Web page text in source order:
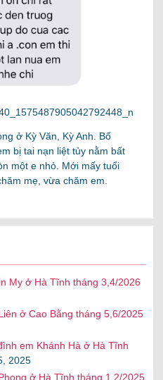
ở Kỳ Văn, Kỳ Anh. Bố
bị tai nạn liệt tủy nằm bất
một e nhỏ. Mới mấy tuổi
mẹ, vừa chăm em.
My ở Hà Tĩnh tháng 3,4/2026
ở Cao Bằng tháng 5,6/2025
em Khánh Hà ở Hà Tĩnh
2025
ở Hà Tĩnh tháng 1,2/2025